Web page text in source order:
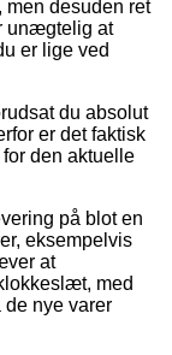
desuden ret
unægtelig at
er lige ved
du absolut
er det faktisk
den aktuelle
på blot en
eksempelvis
at
med
de nye varer